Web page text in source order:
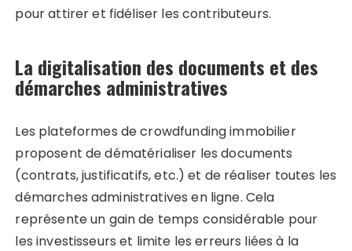
pour attirer et fidéliser les contributeurs.
La digitalisation des documents et des
démarches administratives
Les plateformes de crowdfunding immobilier
proposent de dématérialiser les documents
(contrats, justificatifs, etc.) et de réaliser toutes les
démarches administratives en ligne. Cela
représente un gain de temps considérable pour
les investisseurs et limite les erreurs liées à la